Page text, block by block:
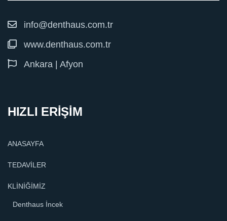
info@denthaus.com.tr
www.denthaus.com.tr
Ankara | Afyon
HIZLI ERİŞİM
ANASAYFA
TEDAVİLER
KLİNİĞİMİZ
Denthaus İncek